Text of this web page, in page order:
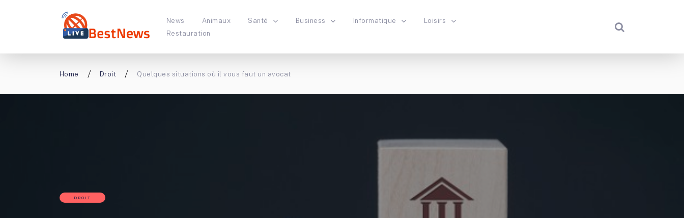
News Animaux Santé Business Informatique
Loisirs
Restauration
Home Droit Quelques situations où il vous faut un avocat
DROIT